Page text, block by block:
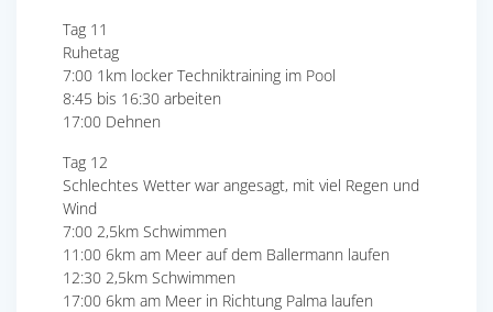
Tag 11
Ruhetag
7:00 1km locker Techniktraining im Pool
8:45 bis 16:30 arbeiten
17:00 Dehnen
Tag 12
Schlechtes Wetter war angesagt, mit viel Regen und
Wind
7:00 2,5km Schwimmen
11:00 6km am Meer auf dem Ballermann laufen
12:30 2,5km Schwimmen
17:00 6km am Meer in Richtung Palma laufen